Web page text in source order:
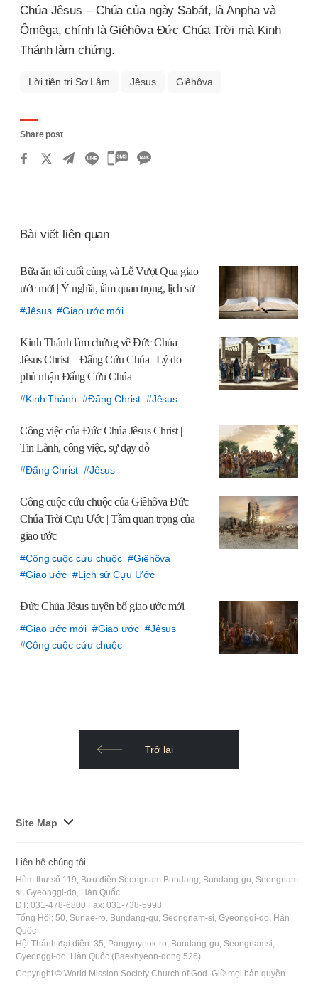
Chúa Jêsus – Chúa của ngày Sabát, là Anpha và
Ômêga, chính là Giêhôva Đức Chúa Trời mà Kinh
Thánh làm chứng.
Lời tiên tri Sơ Lâm Jêsus Giêhôva
Share post
카
하
Bài viết liên quan
Bữa ăn tối cuối cùng và Lễ Vượt Qua giao
ước mới | Ý nghĩa, tầm quan trọng, lịch sử
Jêsus Giao ước mới
Kinh Thánh làm chứng về Đức Chúa
Jêsus Christ – Đấng Cứu Chúa | Lý do
phủ nhận Đấng Cứu Chúa
Kinh Thánh Đấng Christ Jêsus
Công việc của Đức Chúa Jêsus Christ |
Tin Lành, công việc, sự dạy dỗ
Đấng Christ Jêsus
Công cuộc cứu chuộc của Giêhôva Đức
Chúa Trời Cựu Ước | Tầm quan trọng của
giao ước
Công cuộc cứu chuộc
Giêhôva
Giao ước
Lịch sử Cựu Ước
Đức Chúa Jêsus tuyên bố giao ước mới
Giao ước mới Giao ước
Jêsus
Công cuộc cứu chuộc
Trở lại
Site Map
사
전
체
보
기
Liên hệ chúng tôi
Hòm thư số 119, Bưu điện Seongnam Bundang, Bundang-gu, Seongnam-
si, Gyeonggi-do, Hàn Quốc
ĐT: 031-478-6800 Fax: 031-738-5998
Tổng Hội: 50, Sunae-ro, Bundang-gu, Seongnam-si, Gyeonggi-do, Hàn
Quốc
Hội Thánh đại diện: 35, Pangyoyeok-ro, Bundang-gu, Seongnamsi,
Gyeonggi-do, Hàn Quốc (Baekhyeon-dong 526)
Copyright © World Mission Society Church of God. Giữ mọi bản quyền.